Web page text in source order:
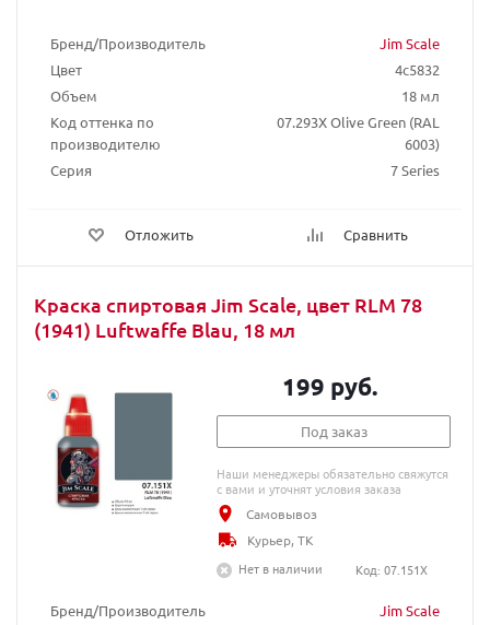
Бренд/Производитель
Jim Scale
Цвет
4c5832
Объем
18 мл
Код оттенка по
производителю
07.293X Olive Green (RAL
6003)
Серия
7 Series
Отложить Сравнить
Краска спиртовая Jim Scale, цвет RLM 78
(1941) Luftwaffe Blau, 18 мл
Бренд/Производитель
Jim Scale
199 руб.
Под заказ
Наши менеджеры обязательно свяжутся
с вами и уточнят условия заказа
Самовывоз
Курьер, ТК
Нет в наличии
Код: 07.151X